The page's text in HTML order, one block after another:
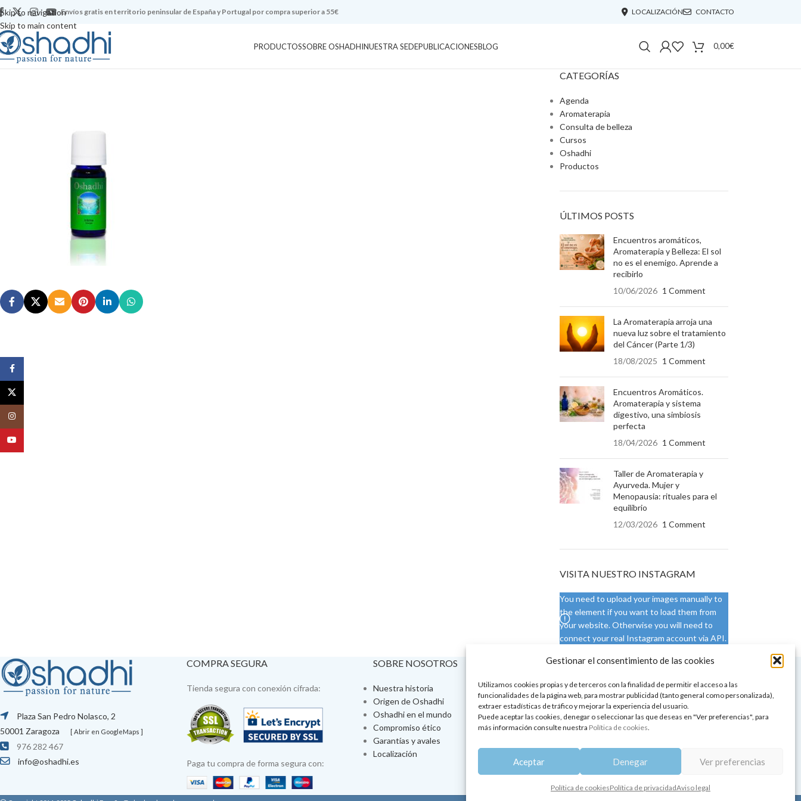
Gestionar el consentimiento de las cookies
Utilizamos cookies propias y de terceros con la finalidad de permitir el acceso a las
funcionalidades de la página web, para mostrar publicidad (tanto general como personalizada),
extraer estadísticas de tráfico y mejorar la experiencia del usuario.
Puede aceptar las cookies, denegar o seleccionar las que deseas en "Ver preferencias", para
más información consulte nuestra Política de cookies.
Aceptar Denegar Ver preferencias
Política de cookiesPolítica de privacidadAviso legal
Skip to navigation
Skip to main content
Envíos gratis en territorio peninsular de España y Portugal por compra superior a 55€ LOCALIZACIÓN CONTACTO
PRODUCTOSSOBRE OSHADHINUESTRA SEDEPUBLICACIONESBLOG 0,00€
CATEGORÍAS
Agenda
Aromaterapia
Consulta de belleza
Cursos
Oshadhi
Productos
ÚLTIMOS POSTS
Encuentros aromáticos,
Aromaterapia y Belleza: El sol
no es el enemigo. Aprende a
recibirlo
10/06/2026 1 Comment
La Aromaterapia arroja una
nueva luz sobre el tratamiento
del Cáncer (Parte 1/3)
18/08/2025 1 Comment
Encuentros Aromáticos.
Aromaterapia y sistema
digestivo, una simbiosis
perfecta
18/04/2026 1 Comment
Taller de Aromaterapia y
Ayurveda. Mujer y
Menopausia: rituales para el
equilibrio
12/03/2026 1 Comment
VISITA NUESTRO INSTAGRAM
You need to upload your images manually to
the element if you want to load them from
your website. Otherwise you will need to
connect your real Instagram account via API.
Plaza San Pedro Nolasco, 2
50001 Zaragoza
[ Abrir en GoogleMaps ]
976 282 467
info@oshadhi.es
COMPRA SEGURA
Tienda segura con conexión cifrada:
Paga tu compra de forma segura con:
SOBRE NOSOTROS
Nuestra historia
Origen de Oshadhi
Oshadhi en el mundo
Compromiso ético
Garantías y avales
Localización
VISÍTA NUESTRA SEDE
Tienda física
Talleres de aromaterapia
Tratamientos de belleza
Ayurveda
Aromaterapia y bienestar
CONDICIONES DE USO
Condiciones generales
Cambios y devoluciones
Formas de pago
Formas de envío